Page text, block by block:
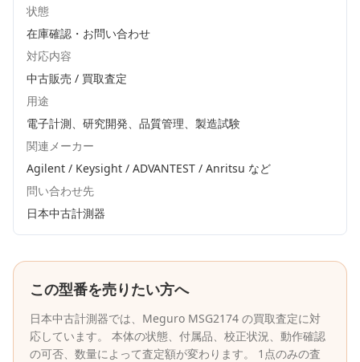
状態
在庫確認・お問い合わせ
対応内容
中古販売 / 買取査定
用途
電子計測、研究開発、品質管理、製造試験
関連メーカー
Agilent / Keysight / ADVANTEST / Anritsu など
問い合わせ先
日本中古計測器
この型番を売りたい方へ
日本中古計測器では、 Meguro MSG2174 の買取査定に対
応しています。 本体の状態、付属品、校正状況、動作確認
の可否、数量によって査定額が変わります。 1点のみの査